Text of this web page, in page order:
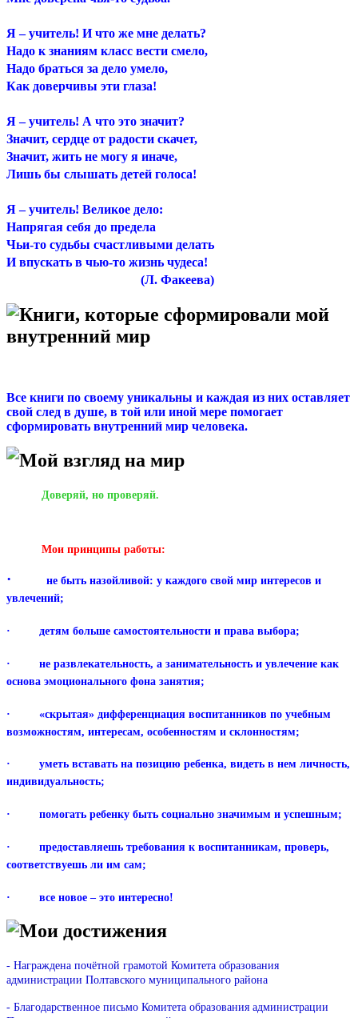
Я – учитель! И что же мне делать?
Надо к знаниям класс вести смело,
Надо браться за дело умело,
Как доверчивы эти глаза!
Я – учитель! А что это значит?
Значит, сердце от радости скачет,
Значит, жить не могу я иначе,
Лишь бы слышать детей голоса!
Я – учитель! Великое дело:
Напрягая себя до предела
Чьи-то судьбы счастливыми делать
И впускать в чью-то жизнь чудеса!
(Л. Факеева)
Книги, которые сформировали мой
внутренний мир
Все книги по своему уникальны и каждая из них оставляет
свой след в душе, в той или иной мере помогает
сформировать внутренний мир человека.
Мой взгляд на мир
Доверяй, но проверяй.
Мои принципы работы:
·
не быть назойливой: у каждого свой мир интересов и
увлечений;
· детям больше самостоятельности и права выбора;
· не развлекательность, а занимательность и увлечение как
основа эмоционального фона занятия;
· «скрытая» дифференциация воспитанников по учебным
возможностям, интересам, особенностям и склонностям;
· уметь вставать на позицию ребенка, видеть в нем личность,
индивидуальность;
· помогать ребенку быть социально значимым и успешным;
· предоставляешь требования к воспитанникам, проверь,
соответствуешь ли им сам;
· все новое – это интересно!
Мои достижения
- Награждена почётной грамотой Комитета образования
администрации Полтавского муниципального района
- Благодарственное письмо Комитета образования администрации